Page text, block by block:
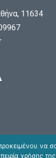
11634
να
χρήσης της